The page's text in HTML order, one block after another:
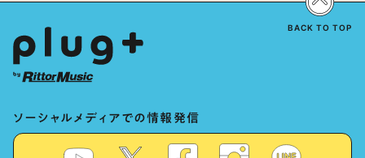
for the singing characters” and
ソーシャルメディアでの情報発信
BACK TO TOP